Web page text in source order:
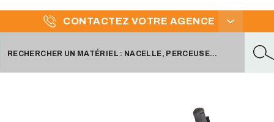
CONTACTEZ VOTRE AGENCE